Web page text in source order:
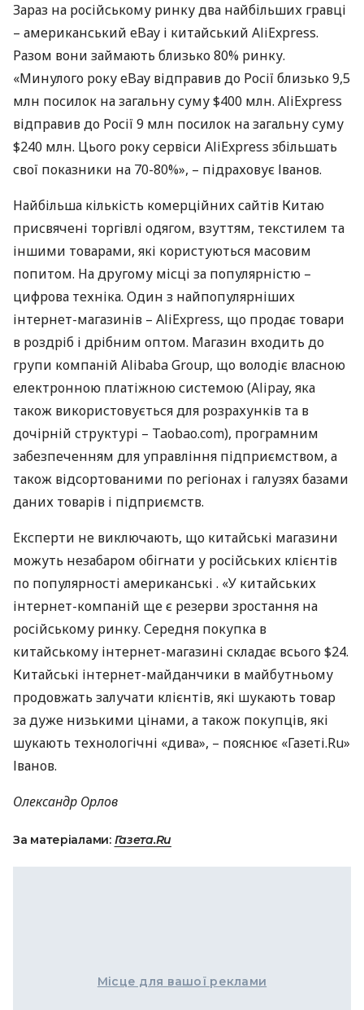
Зараз на російському ринку два найбільших гравці
– американський eBay і китайський AliExpress.
Разом вони займають близько 80% ринку.
«Минулого року eBay відправив до Росії близько 9,5
млн посилок на загальну суму $400 млн. AliExpress
відправив до Росії 9 млн посилок на загальну суму
$240 млн. Цього року сервіси AliExpress збільшать
свої показники на 70-80%», – підраховує Іванов.
Найбільша кількість комерційних сайтів Китаю
присвячені торгівлі одягом, взуттям, текстилем та
іншими товарами, які користуються масовим
попитом. На другому місці за популярністю –
цифрова техніка. Один з найпопулярніших
інтернет-магазинів – AliExpress, що продає товари
в роздріб і дрібним оптом. Магазин входить до
групи компаній Alibaba Group, що володіє власною
електронною платіжною системою (Alipay, яка
також використовується для розрахунків та в
дочірній структурі – Taobao.com), програмним
забезпеченням для управління підприємством, а
також відсортованими по регіонах і галузях базами
даних товарів і підприємств.
Експерти не виключають, що китайські магазини
можуть незабаром обігнати у російських клієнтів
по популярності американські . «У китайських
інтернет-компаній ще є резерви зростання на
російському ринку. Середня покупка в
китайському інтернет-магазині складає всього $24.
Китайські інтернет-майданчики в майбутньому
продовжать залучати клієнтів, які шукають товар
за дуже низькими цінами, а також покупців, які
шукають технологічні «дива», – пояснює «Газеті.Ru»
Іванов.
Олександр Орлов
За матеріалами: Газета.Ru
Місце для вашої реклами